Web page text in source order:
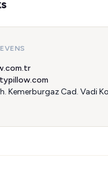
Kemerburgaz Cad. Vadi